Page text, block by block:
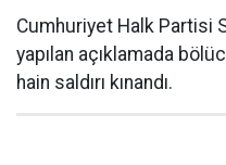
Cumhuriyet Halk Partisi
yapılan açıklamada
hain saldırı kınandı.